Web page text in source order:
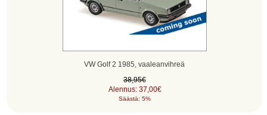
VW Golf 2 1985, vaaleanvihreä
38,95€
Alennus: 37,00€
Säästä: 5%